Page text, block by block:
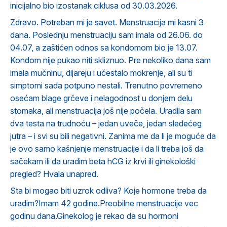
inicijalno bio izostanak ciklusa od 30.03.2026.
Zdravo. Potreban mi je savet. Menstruacija mi kasni 3
dana. Poslednju menstruaciju sam imala od 26.06. do
04.07, a zaštićen odnos sa kondomom bio je 13.07.
Kondom nije pukao niti skliznuo. Pre nekoliko dana sam
imala mučninu, dijareju i učestalo mokrenje, ali su ti
simptomi sada potpuno nestali. Trenutno povremeno
osećam blage grčeve i nelagodnost u donjem delu
stomaka, ali menstruacija još nije počela. Uradila sam
dva testa na trudnoću – jedan uveče, jedan sledećeg
jutra – i svi su bili negativni. Zanima me da li je moguće da
je ovo samo kašnjenje menstruacije i da li treba još da
sačekam ili da uradim beta hCG iz krvi ili ginekološki
pregled? Hvala unapred.
Sta bi mogao biti uzrok odliva? Koje hormone treba da
uradim?Imam 42 godine.Preobilne menstruacije vec
godinu dana.Ginekolog je rekao da su hormoni